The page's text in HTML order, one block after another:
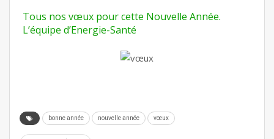
Tous nos vœux pour cette Nouvelle Année.
L’équipe d’Energie-Santé
bonne année nouvelle année vœux